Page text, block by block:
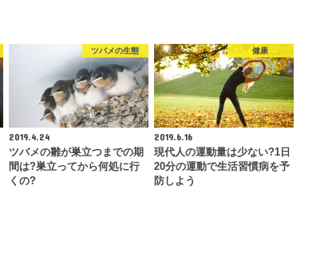
ツバメの生態
2019.4.24
ツバメの雛が巣立つまでの期
間は?巣立ってから何処に行
くの?
健康
2019.6.16
現代人の運動量は少ない?1日
20分の運動で生活習慣病を予
防しよう